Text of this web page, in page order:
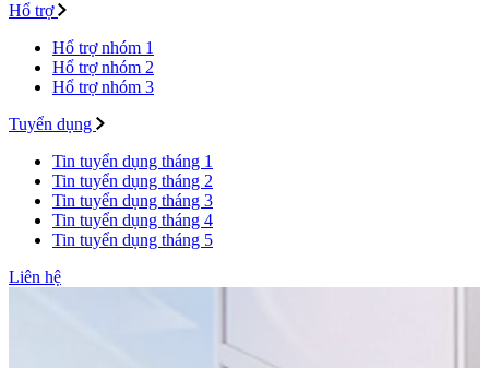
Hổ trợ
Hổ trợ nhóm 1
Hổ trợ nhóm 2
Hổ trợ nhóm 3
Tuyển dụng
Tin tuyển dụng tháng 1
Tin tuyển dụng tháng 2
Tin tuyển dụng tháng 3
Tin tuyển dụng tháng 4
Tin tuyển dụng tháng 5
Liên hệ